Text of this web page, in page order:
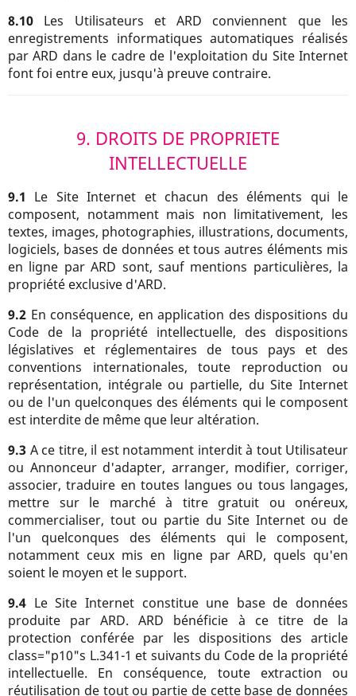
8.10 Les Utilisateurs et ARD conviennent que les
enregistrements informatiques automatiques réalisés
par ARD dans le cadre de l'exploitation du Site Internet
font foi entre eux, jusqu'à preuve contraire.
9. DROITS DE PROPRIETE
INTELLECTUELLE
9.1 Le Site Internet et chacun des éléments qui le
composent, notamment mais non limitativement, les
textes, images, photographies, illustrations, documents,
logiciels, bases de données et tous autres éléments mis
en ligne par ARD sont, sauf mentions particulières, la
propriété exclusive d'ARD.
9.2 En conséquence, en application des dispositions du
Code de la propriété intellectuelle, des dispositions
législatives et réglementaires de tous pays et des
conventions internationales, toute reproduction ou
représentation, intégrale ou partielle, du Site Internet
ou de l'un quelconques des éléments qui le composent
est interdite de même que leur altération.
9.3 A ce titre, il est notamment interdit à tout Utilisateur
ou Annonceur d'adapter, arranger, modifier, corriger,
associer, traduire en toutes langues ou tous langages,
mettre sur le marché à titre gratuit ou onéreux,
commercialiser, tout ou partie du Site Internet ou de
l'un quelconques des éléments qui le composent,
notamment ceux mis en ligne par ARD, quels qu'en
soient le moyen et le support.
9.4 Le Site Internet constitue une base de données
produite par ARD. ARD bénéficie à ce titre de la
protection conférée par les dispositions des article
class="p10"s L.341-1 et suivants du Code de la propriété
intellectuelle. En conséquence, toute extraction ou
réutilisation de tout ou partie de cette base de données